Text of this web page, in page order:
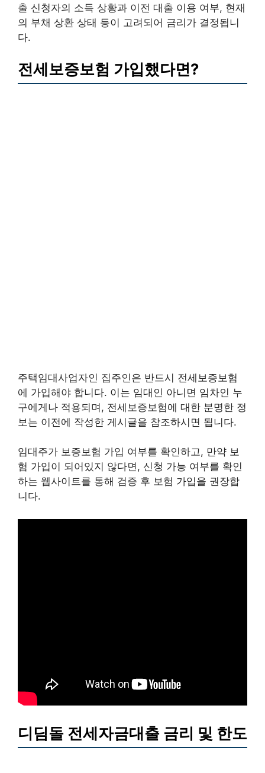
출 신청자의 소득 상황과 이전 대출 이용 여부, 현재
의 부채 상환 상태 등이 고려되어 금리가 결정됩니
다.
전세보증보험 가입했다면?
주택임대사업자인 집주인은 반드시 전세보증보험
에 가입해야 합니다. 이는 임대인 아니면 임차인 누
구에게나 적용되며, 전세보증보험에 대한 분명한 정
보는 이전에 작성한 게시글을 참조하시면 됩니다.
임대주가 보증보험 가입 여부를 확인하고, 만약 보
험 가입이 되어있지 않다면, 신청 가능 여부를 확인
하는 웹사이트를 통해 검증 후 보험 가입을 권장합
니다.
디딤돌 전세자금대출 금리 및 한도